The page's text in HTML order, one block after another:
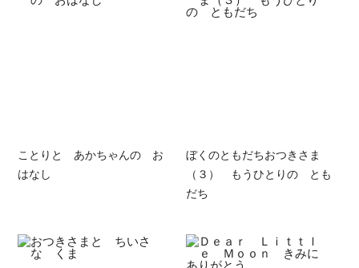
ことりと あかちゃんの お
はなし
ぼくのともだちおつきさま
（３） もうひとりの とも
だち